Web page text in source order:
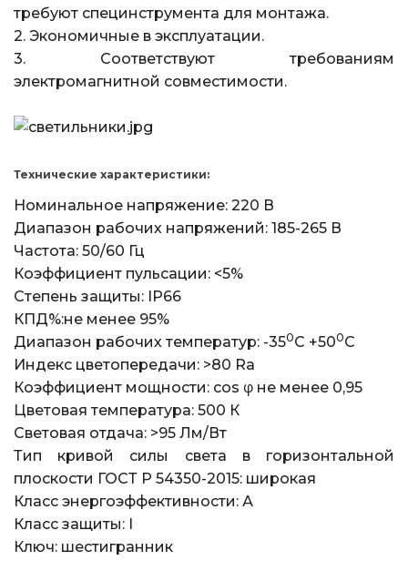
требуют специнструмента для монтажа.
2. Экономичные в эксплуатации.
3. Соответствуют требованиям
электромагнитной совместимости.
Технические характеристики:
Номинальное напряжение: 220 В
Диапазон рабочих напряжений: 185-265 В
Частота: 50/60 Гц
Коэффициент пульсации: <5%
Степень защиты: IP66
КПД%:не менее 95%
Диапазон рабочих температур: -350С +500С
Индекс цветопередачи: >80 Ra
Коэффициент мощности: cos φ не менее 0,95
Цветовая температура: 500 К
Световая отдача: >95 Лм/Вт
Тип кривой силы света в горизонтальной
плоскости ГОСТ Р 54350-2015: широкая
Класс энергоэффективности: А
Класс защиты: I
Ключ: шестигранник